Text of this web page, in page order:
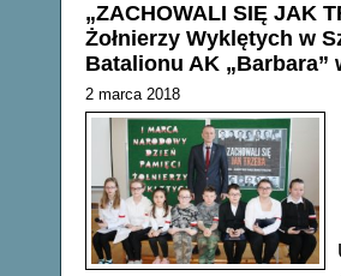
„ZACHOWALI SIĘ JAK
Żołnierzy Wyklętych w
Batalionu AK „Barbara”
2 marca 2018